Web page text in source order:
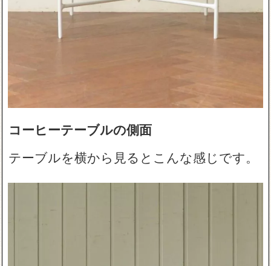
コーヒーテーブルの側面
テーブルを横から見るとこんな感じです。